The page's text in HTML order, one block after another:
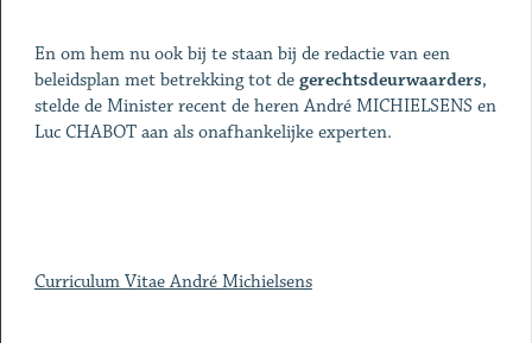
En om hem nu ook bij te staan bij de redactie van een
beleidsplan met betrekking tot de gerechtsdeurwaarders,
stelde de Minister recent de heren André MICHIELSENS en
Luc CHABOT aan als onafhankelijke experten.
Curriculum Vitae André Michielsens